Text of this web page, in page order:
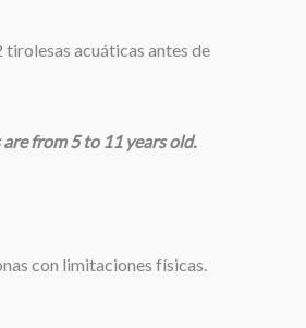
acuáticas antes de
are from 5 to 11 years old.
con limitaciones físicas.